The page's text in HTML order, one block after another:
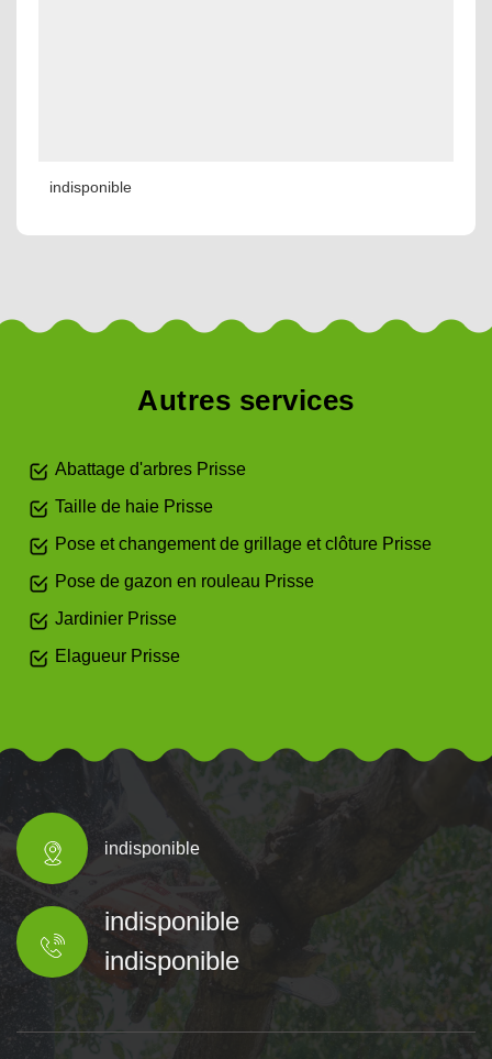
indisponible
Autres services
Abattage d'arbres Prisse
Taille de haie Prisse
Pose et changement de grillage et clôture Prisse
Pose de gazon en rouleau Prisse
Jardinier Prisse
Elagueur Prisse
indisponible
indisponible
indisponible